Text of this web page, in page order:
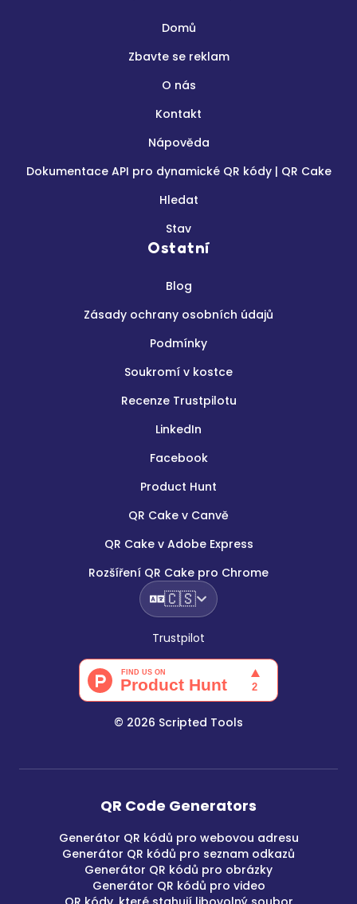
Domů
Zbavte se reklam
O nás
Kontakt
Nápověda
Dokumentace API pro dynamické QR kódy | QR Cake
Hledat
Stav
Ostatní
Blog
Zásady ochrany osobních údajů
Podmínky
Soukromí v kostce
Recenze Trustpilotu
LinkedIn
Facebook
Product Hunt
QR Cake v Canvě
QR Cake v Adobe Express
Rozšíření QR Cake pro Chrome
🇨🇸
Trustpilot
© 2026 Scripted Tools
QR Code Generators
Generátor QR kódů pro webovou adresu
Generátor QR kódů pro seznam odkazů
Generátor QR kódů pro obrázky
Generátor QR kódů pro video